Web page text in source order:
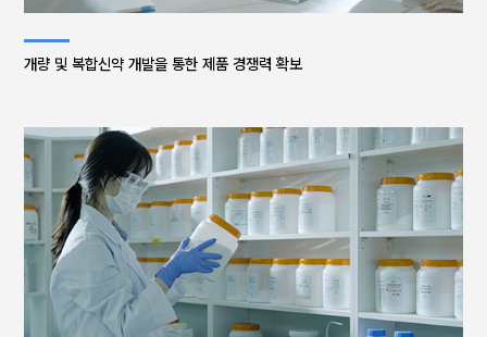
개량 및 복합신약 개발을 통한 제품 경쟁력 확보